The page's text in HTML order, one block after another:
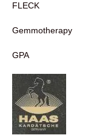
FLECK
Gemmotherapy
GPA